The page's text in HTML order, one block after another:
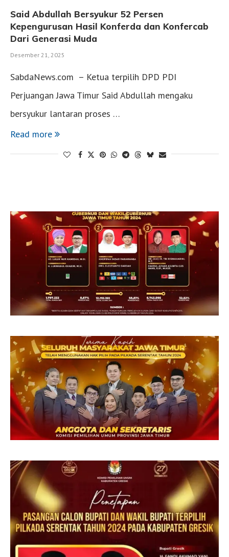
Said Abdullah Bersyukur 52 Persen
Kepengurusan Hasil Konferda dan Konfercab
Dari Generasi Muda
Desember 21, 2025
SabdaNews.com – Ketua terpilih DPD PDI
Perjuangan Jawa Timur Said Abdullah mengaku
bersyukur lantaran proses …
Read more